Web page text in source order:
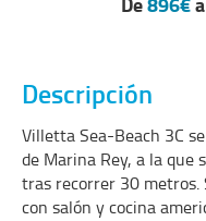
Descripción
Villetta Sea-Beach 3C
de Marina Rey, a la que
tras recorrer 30 metros.
con salón y cocina